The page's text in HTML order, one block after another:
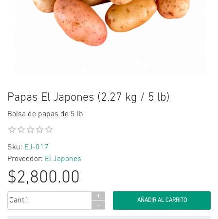
Papas El Japones (2.27 kg / 5 lb)
Bolsa de papas de 5 lb
Sku: EJ-017
Proveedor: El Japones
$2,800.00
Cant.:
+
-